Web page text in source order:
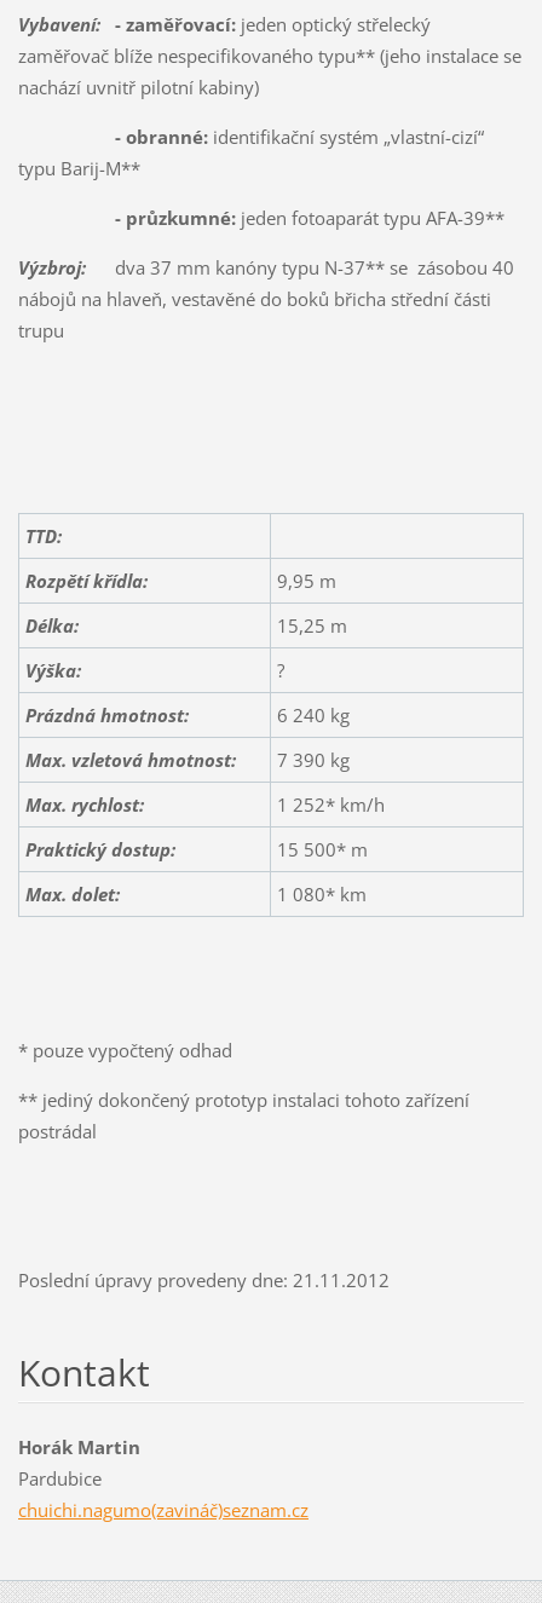
Vybavení: - zaměřovací:jeden optický střelecký
zaměřovač blíže nespecifikovaného typu** (jeho instalace se
nachází uvnitř pilotní kabiny)
- obranné:identifikační systém „vlastní-cizí“
typu Barij-M**
- průzkumné:jeden fotoaparát typu AFA-39**
Výzbroj:dva 37 mm kanóny typu N-37** se zásobou 40
nábojů na hlaveň, vestavěné do boků břicha střední části
trupu
TTD:
Rozpětí křídla:
9,95 m
Délka:
15,25 m
Výška:
?
Prázdná hmotnost:
6 240 kg
Max. vzletová hmotnost:
7 390 kg
Max. rychlost:
1 252* km/h
Praktický dostup:
15 500* m
Max. dolet:
1 080* km
* pouze vypočtený odhad
** jediný dokončený prototyp instalaci tohoto zařízení
postrádal
Poslední úpravy provedeny dne: 21.11.2012
Kontakt
Horák Martin
Pardubice
chuichi.nagumo(zavináč)seznam.cz